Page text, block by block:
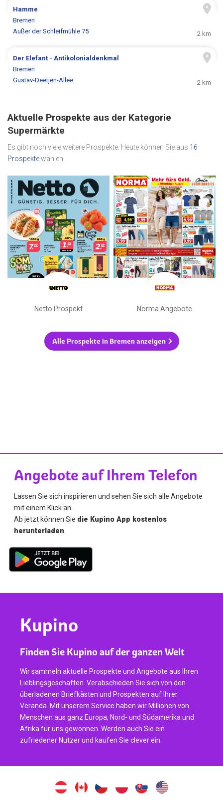
Hamme
Bremen
Außer der Schleifmühle 75
2 km
Der Elefant - Antikolonialdenkmal
Bremen
Gustav-Deetjen-Allee
2 km
Aktuelle Prospekte aus der Kategorie
Supermärkte
Es gibt noch viele weitere Prospekte. Heute können Sie aus 16
Prospektewählen.
Netto Prospekt Norma Angebote
Alle Prospekte in Bremen anzeigen
Angebote auf Ihrem Telefon
Lassen Sie sich inspirieren und sehen Sie sich alle Angebote
mit einem Klick an.
Ab jetzt können Sie die Kupino App kostenlos
herunterladen
Kupino
Finden Sie Kupino auf der ganzen Welt
Wir sammeln aktuelle Prospekte und Angebote aus Ihren
Lieblingsgeschäften. Verabschieden Sie sich von den
überladenen Briefkästen und Prospekten auf Ihrer
Veranda. Mit unserem Service haben wir Millionen von
Menschen aus ganz Europa, Nord- und Südamerika und
Afrika für uns gewonnen. Werden auch Sie ein
zufriedener Nutzer und kaufen Sie clever ein.